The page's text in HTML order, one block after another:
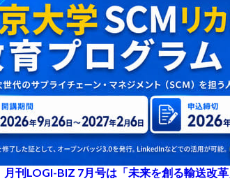
月刊LOGI-BIZ 7月号は「未来を創る輸送改